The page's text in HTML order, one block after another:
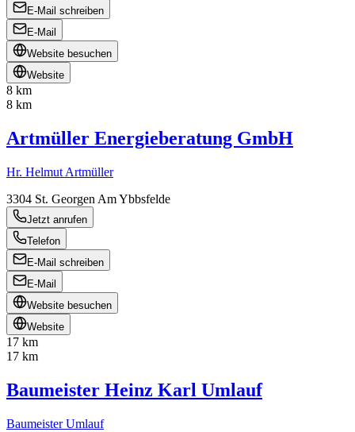
E-Mail schreiben
E-Mail
Website besuchen
Website
8 km
8 km
Artmüller Energieberatung GmbH
Hr. Helmut Artmüller
3304 St. Georgen Am Ybbsfelde
Jetzt anrufen
Telefon
E-Mail schreiben
E-Mail
Website besuchen
Website
17 km
17 km
Baumeister Heinz Karl Umlauf
Baumeister Umlauf